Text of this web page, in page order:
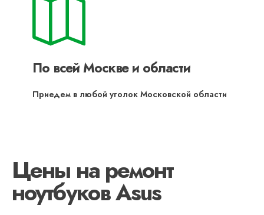
По всей Москве и области
Приедем в любой уголок Московской области
Цены на ремонт
ноутбуков Asus